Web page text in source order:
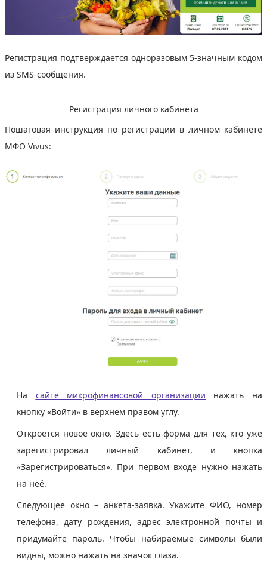
Регистрация подтверждается одноразовым 5-значным кодом
из SMS-сообщения.
Регистрация личного кабинета
Пошаговая инструкция по регистрации в личном кабинете
МФО Vivus:
На сайте микрофинансовой организации нажать на
кнопку «Войти» в верхнем правом углу.
Откроется новое окно. Здесь есть форма для тех, кто уже
зарегистрировал личный кабинет, и кнопка
«Зарегистрироваться». При первом входе нужно нажать
на неё.
Следующее окно – анкета-заявка. Укажите ФИО, номер
телефона, дату рождения, адрес электронной почты и
придумайте пароль. Чтобы набираемые символы были
видны, можно нажать на значок глаза.